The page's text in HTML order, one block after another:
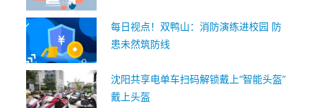
每日视点！双鸭山：消防演练进校园 防
患未然筑防线
沈阳共享电单车扫码解锁戴上“智能头盔”
戴上头盔